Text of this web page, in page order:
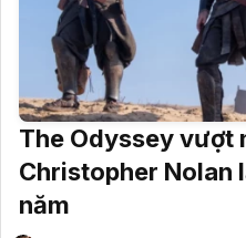
The Odyssey vượt
Christopher Nolan
năm